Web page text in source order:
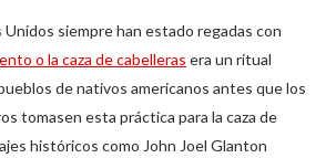
siempre han estado regadas con
o la caza de cabelleras era un ritual
de nativos americanos antes que los
tomasen esta práctica para la caza de
históricos como John Joel Glanton